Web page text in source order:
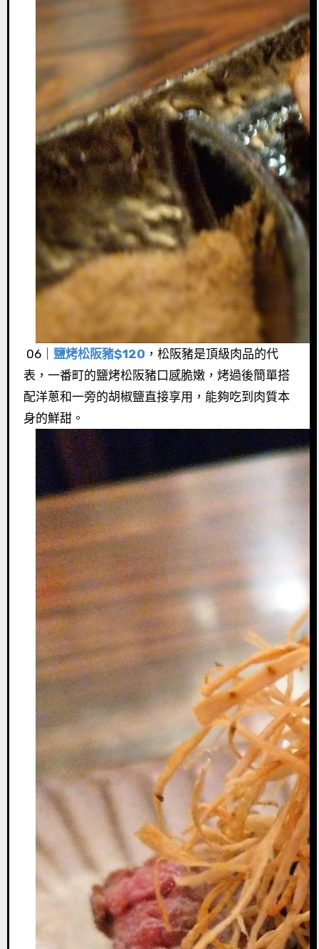
06｜ 鹽烤松阪豬$120 ，松阪豬是頂級肉品的代
表，一番町的鹽烤松阪豬口感脆嫩，烤過後簡單搭
配洋蔥和一旁的胡椒鹽直接享用，能夠吃到肉質本
身的鮮甜。